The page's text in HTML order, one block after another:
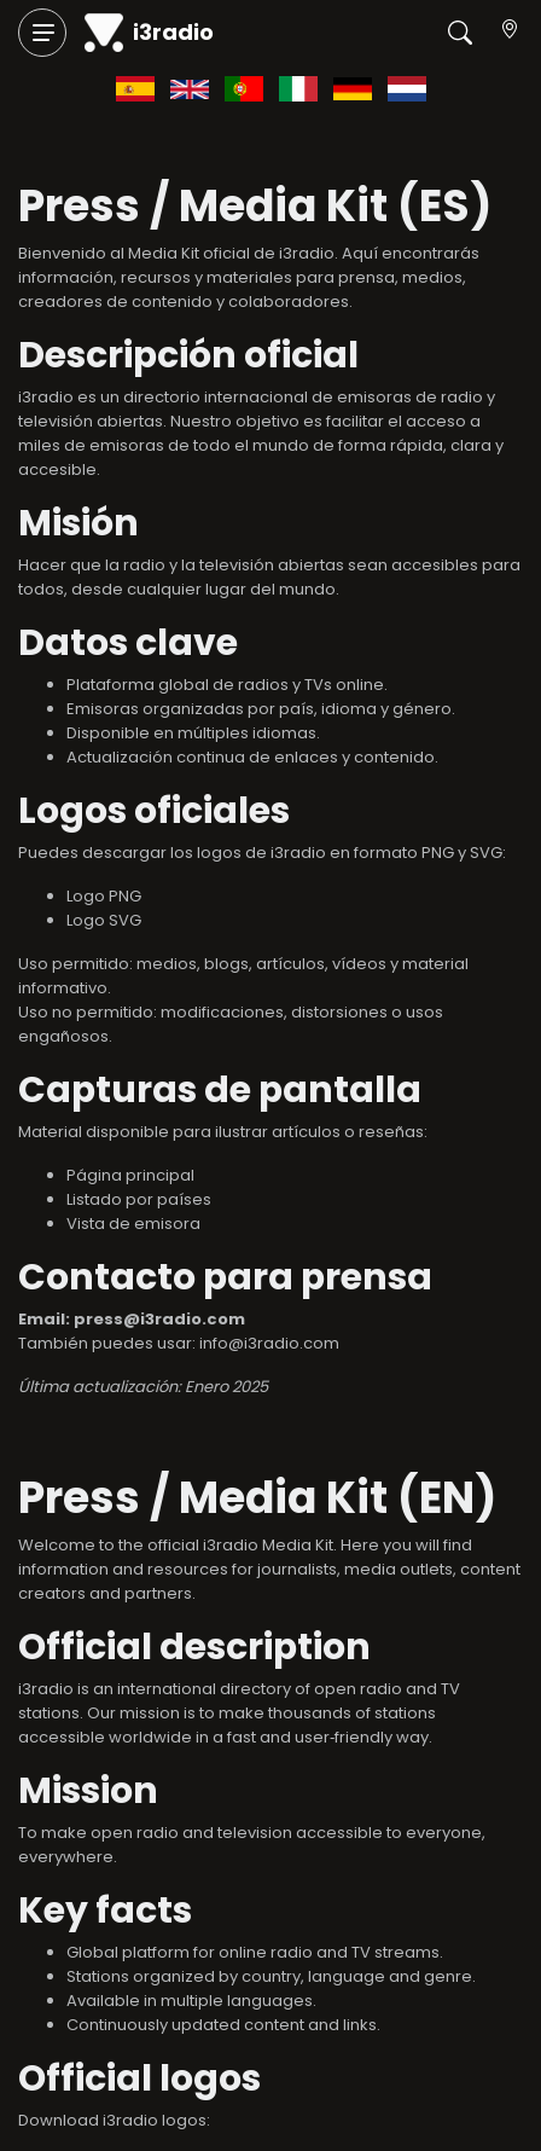
i3radio
Press / Media Kit (ES)
Bienvenido al Media Kit oficial de i3radio. Aquí encontrarás
información, recursos y materiales para prensa, medios,
creadores de contenido y colaboradores.
Descripción oficial
i3radio es un directorio internacional de emisoras de radio y
televisión abiertas. Nuestro objetivo es facilitar el acceso a
miles de emisoras de todo el mundo de forma rápida, clara y
accesible.
Misión
Hacer que la radio y la televisión abiertas sean accesibles para
todos, desde cualquier lugar del mundo.
Datos clave
Plataforma global de radios y TVs online.
Emisoras organizadas por país, idioma y género.
Disponible en múltiples idiomas.
Actualización continua de enlaces y contenido.
Logos oficiales
Puedes descargar los logos de i3radio en formato PNG y SVG:
Logo PNG
Logo SVG
Uso permitido: medios, blogs, artículos, vídeos y material
informativo.
Uso no permitido: modificaciones, distorsiones o usos
engañosos.
Capturas de pantalla
Material disponible para ilustrar artículos o reseñas:
Página principal
Listado por países
Vista de emisora
Contacto para prensa
Email: press@i3radio.com
También puedes usar: info@i3radio.com
Última actualización: Enero 2025
Press / Media Kit (EN)
Welcome to the official i3radio Media Kit. Here you will find
information and resources for journalists, media outlets, content
creators and partners.
Official description
i3radio is an international directory of open radio and TV
stations. Our mission is to make thousands of stations
accessible worldwide in a fast and user‑friendly way.
Mission
To make open radio and television accessible to everyone,
everywhere.
Key facts
Global platform for online radio and TV streams.
Stations organized by country, language and genre.
Available in multiple languages.
Continuously updated content and links.
Official logos
Download i3radio logos: